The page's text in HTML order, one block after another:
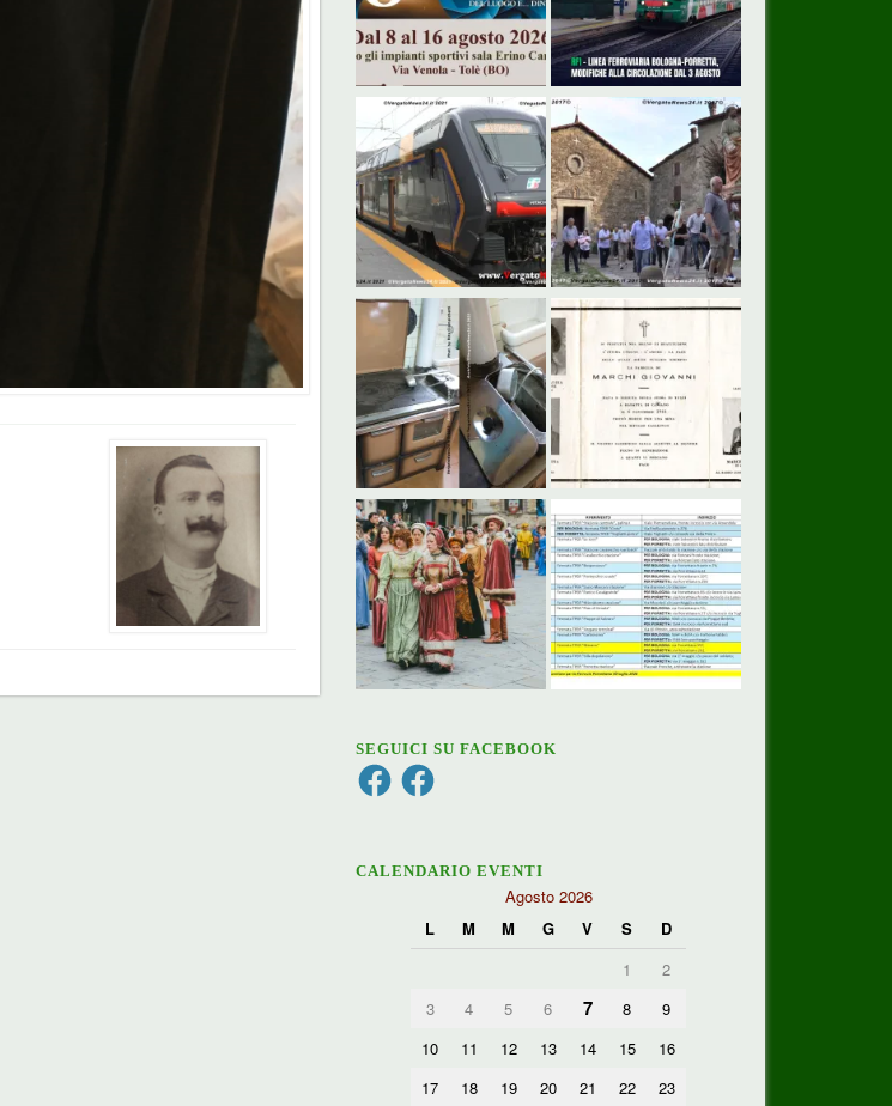
SEGUICI SU FACEBOOK
FacebookFacebook
CALENDARIO EVENTI
Agosto 2026
L
M M G V S
D
1
2
3
4 5 6 7 8
9
10
11 12 13 14 15
16
17
18 19 20 21 22
23